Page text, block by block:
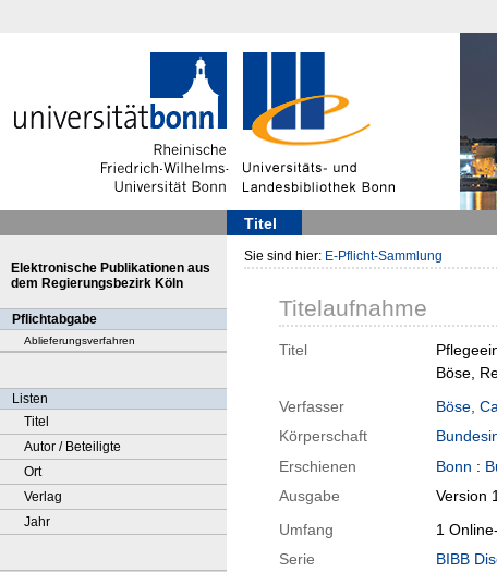
Titel
Elektronische Publikationen aus
dem Regierungsbezirk Köln
Pflichtabgabe
Ablieferungsverfahren
Listen
Titel
Autor / Beteiligte
Ort
Verlag
Jahr
Sie sind hier: E-Pflicht-Sammlung
Titelaufnahme
Titel
Böse,
Verfasser
Böse,
Körperschaft
Erschienen
Bonn :
Ausgabe
Version
Umfang
1
Serie
BIBB